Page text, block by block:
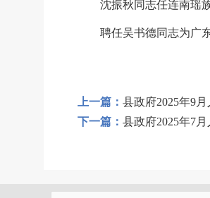
沈振秋同志任连南瑶族
聘任吴书德同志为广东
上一篇： 县政府2025年9
下一篇： 县政府2025年7